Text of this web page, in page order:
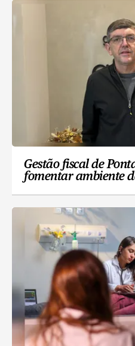
Gestão fiscal de
fomentar ambiente